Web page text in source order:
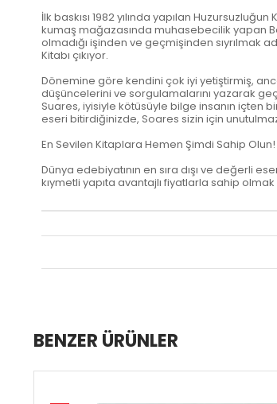
İlk baskısı 1982 yılında yapılan
kumaş mağazasında muhasebecilik yapan
olmadığı işinden ve geçmişinden sıyrılmak
Kitabı çıkıyor.
Dönemine göre kendini çok iyi yetiştirmiş,
düşüncelerini ve sorgulamalarını yazarak
Suares, iyisiyle kötüsüyle bilge insanın içten
eseri bitirdiğinizde, Soares sizin için
En Sevilen Kitaplara Hemen Şimdi Sahip Olun!
Dünya edebiyatının en sıra dışı ve değerli
kıymetli yapıta avantajlı fiyatlarla sahip
BENZER ÜRÜNLER